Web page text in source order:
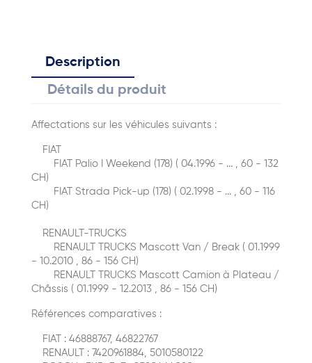
Description
Détails du produit
Affectations sur les véhicules suivants :
FIAT
FIAT Palio I Weekend (178) ( 04.1996 - ... , 60 - 132
CH)
FIAT Strada Pick-up (178) ( 02.1998 - ... , 60 - 116
CH)
RENAULT-TRUCKS
RENAULT TRUCKS Mascott Van / Break ( 01.1999
- 10.2010 , 86 - 156 CH)
RENAULT TRUCKS Mascott Сamion à Plateau /
Сhâssis ( 01.1999 - 12.2013 , 86 - 156 CH)
Références comparatives :
FIAT : 46888767, 46822767
RENAULT : 7420961884, 5010580122